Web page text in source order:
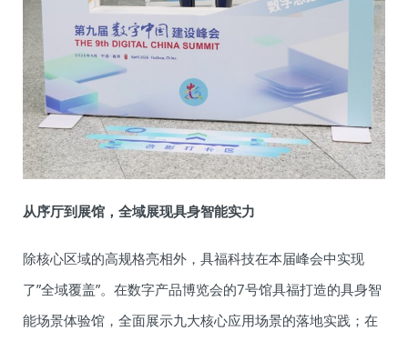
从序厅到展馆，全域展现具身智能实力
除核心区域的高规格亮相外，具福科技在本届峰会中实现
了”全域覆盖”。在数字产品博览会的7号馆具福打造的具身智
能场景体验馆，全面展示九大核心应用场景的落地实践；在